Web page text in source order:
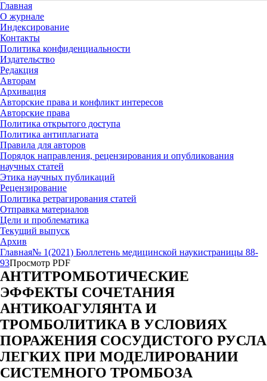
Главная
О журнале
Индексирование
Контакты
Политика конфиденциальности
Издательство
Редакция
Авторам
Архивация
Авторские права и конфликт интересов
Авторские права
Политика открытого доступа
Политика антиплагиата
Правила для авторов
Порядок направления, рецензирования и опубликования
научных статей
Этика научных публикаций
Рецензирование
Политика ретрагирования статей
Отправка материалов
Цели и проблематика
Текущий выпуск
Архив
Главная№ 1(2021) Бюллетень медицинской наукистраницы 88-
93Просмотр PDF
АНТИТРОМБОТИЧЕСКИЕ
ЭФФЕКТЫ СОЧЕТАНИЯ
АНТИКОАГУЛЯНТА И
ТРОМБОЛИТИКА В УСЛОВИЯХ
ПОРАЖЕНИЯ СОСУДИСТОГО РУСЛА
ЛЕГКИХ ПРИ МОДЕЛИРОВАНИИ
СИСТЕМНОГО ТРОМБОЗА